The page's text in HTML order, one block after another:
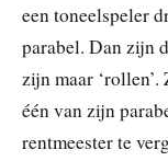
een toneelspeler
parabel. Dan zijn
zijn maar
één van zijn
rentmeester te